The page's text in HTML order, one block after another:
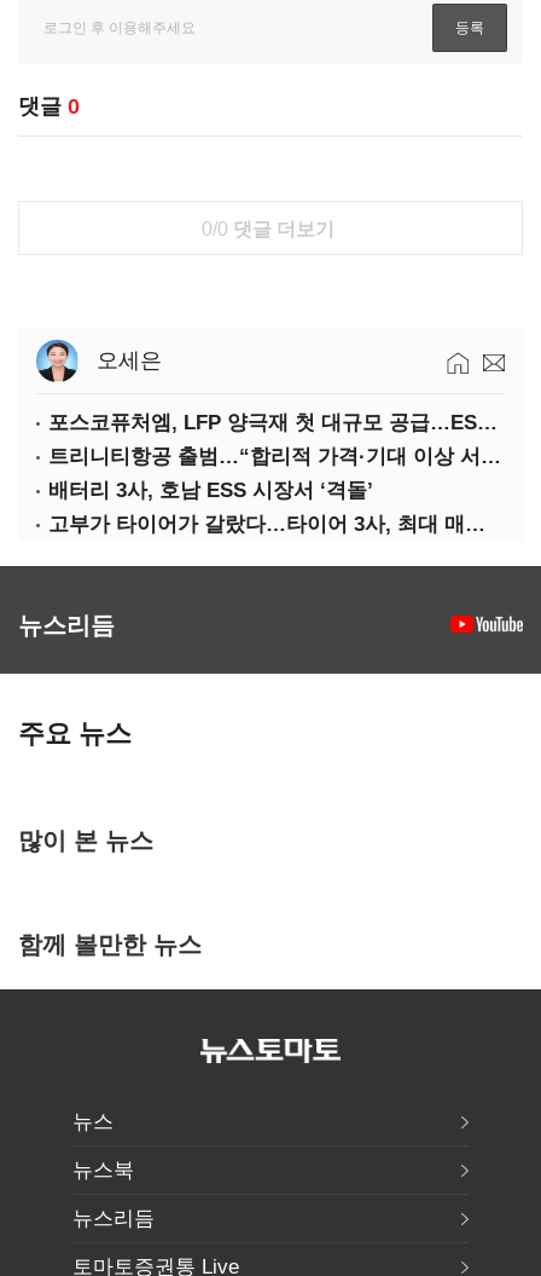
댓글 0
0/0 댓글 더보기
오세은
포스코퓨처엠, LFP 양극재 첫 대규모 공급…ESS 시장 공략
트리니티항공 출범…“합리적 가격·기대 이상 서비스로 승부”
배터리 3사, 호남 ESS 시장서 ‘격돌’
고부가 타이어가 갈랐다…타이어 3사, 최대 매출에도 영업익 희비
뉴스리듬
주요 뉴스
많이 본 뉴스
함께 볼만한 뉴스
뉴스
뉴스북
뉴스리듬
토마토증권통 Live